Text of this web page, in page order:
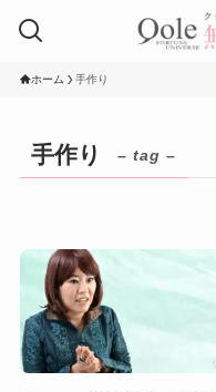
ホーム 手作り
手作り – tag –